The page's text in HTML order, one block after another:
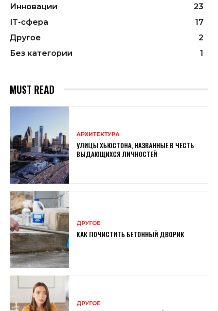
Инновации
23
ІТ-сфера
17
Другое
2
Без категории
1
MUST READ
АРХИТЕКТУРА
УЛИЦЫ ХЬЮСТОНА, НАЗВАННЫЕ В ЧЕСТЬ
ВЫДАЮЩИХСЯ ЛИЧНОСТЕЙ
ДРУГОЕ
КАК ПОЧИСТИТЬ БЕТОННЫЙ ДВОРИК
ДРУГОЕ